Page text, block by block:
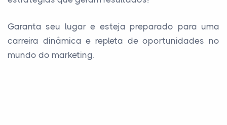
Garanta seu lugar e esteja preparado para uma
carreira dinâmica e repleta de oportunidades no
mundo do marketing.